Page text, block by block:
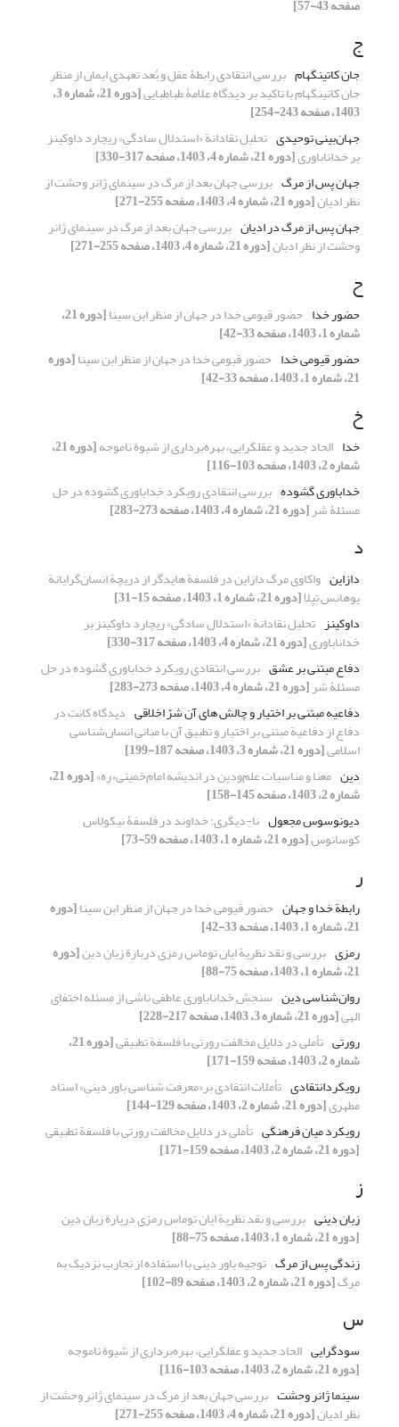
صفحه 43-57]
ج
جان کاتینگهام بررسی انتقادی رابطۀ عقل و بُعد تعهدی ایمان از منظر
جان کاتینگهام با تاکید بر دیدگاه علامۀ طباطبایی [دوره 21، شماره 3،
1403، صفحه 243-254]
جهان‌بینی توحیدی تحلیل نقادانة «استدلال سادگیِ» ریچارد داوکینز
بر خداناباوری[دوره 21، شماره 4، 1403، صفحه 317-330]
جهان پس از مرگ بررسی جهان بعد از مرگ در سینمای ژانر وحشت از
نظر ادیان[دوره 21، شماره 4، 1403، صفحه 255-271]
جهان پس از مرگ در ادیان بررسی جهان بعد از مرگ در سینمای ژانر
وحشت از نظر ادیان[دوره 21، شماره 4، 1403، صفحه 255-271]
ح
حضور خدا حضور قیومی خدا در جهان از منظر ابن سینا [دوره 21،
شماره 1، 1403، صفحه 33-42]
حضور قیومی خدا حضور قیومی خدا در جهان از منظر ابن سینا[دوره
21، شماره 1، 1403، صفحه 33-42]
خ
خدا الحاد جدید و عقل‏گرایی، بهره‌برداری از شیوة ناموجه [دوره 21،
شماره 2، 1403، صفحه 103-116]
خداباوری گشوده بررسی انتقادی رویکرد خداباوری گشوده در حل
مسئلۀ شر[دوره 21، شماره 4، 1403، صفحه 273-283]
د
دازاین واکاوی مرگ دازاین در فلسفة هایدگر از دریچة انسان‌گرایانة
یوهانس تِپلا[دوره 21، شماره 1، 1403، صفحه 15-31]
داوکینز تحلیل نقادانة «استدلال سادگیِ» ریچارد داوکینز بر
خداناباوری[دوره 21، شماره 4، 1403، صفحه 317-330]
دفاع مبتنی بر عشق بررسی انتقادی رویکرد خداباوری گشوده در حل
مسئلۀ شر[دوره 21، شماره 4، 1403، صفحه 273-283]
دفاعیه مبتنی بر اختیار و چالش های آن شرّ اخلاقی دیدگاه کانت در
دفاع از دفاعیة مبتنی بر اختیار و تطبیق آن با مبانی انسان‌شناسی
اسلامی[دوره 21، شماره 3، 1403، صفحه 187-199]
دین معنا و مناسبات علم‌ودین در اندیشه امام‌خمینی«ره» [دوره 21،
شماره 2، 1403، صفحه 145-158]
دیونوسوس مجعول نا-دیگری: خداوند در فلسفۀ نیکولاس
کوسانوس[دوره 21، شماره 1، 1403، صفحه 59-73]
ر
رابطة خدا و جهان حضور قیومی خدا در جهان از منظر ابن سینا[دوره
21، شماره 1، 1403، صفحه 33-42]
رمزی بررسی و نقد نظریة ایان توماس رمزی دربارة زبان دین[دوره
21، شماره 1، 1403، صفحه 75-88]
روان‌شناسی دین سنجش خداناباوری عاطفی ناشی از مسئله اختفای
الهی[دوره 21، شماره 3، 1403، صفحه 217-228]
رورتی تأملی در دلایل مخالفت رورتی با فلسفة تطبیقی [دوره 21،
شماره 2، 1403، صفحه 159-171]
رویکردانتقادی تأملات انتقادی بر«معرفت شناسی باور دینیِ» استاد
مطهری[دوره 21، شماره 2، 1403، صفحه 129-144]
رویکرد میان فرهنگی تأملی در دلایل مخالفت رورتی با فلسفة تطبیقی
[دوره 21، شماره 2، 1403، صفحه 159-171]
ز
زبان دینی بررسی و نقد نظریة ایان توماس رمزی دربارة زبان دین
[دوره 21، شماره 1، 1403، صفحه 75-88]
زندگی پس از مرگ توجیه باور دینی با استفاده از تجارب نزدیک به
مرگ[دوره 21، شماره 2، 1403، صفحه 89-102]
س
سودگرایی الحاد جدید و عقل‏گرایی، بهره‌برداری از شیوة ناموجه
[دوره 21، شماره 2، 1403، صفحه 103-116]
سینما ژانر وحشت بررسی جهان بعد از مرگ در سینمای ژانر وحشت از
نظر ادیان[دوره 21، شماره 4، 1403، صفحه 255-271]